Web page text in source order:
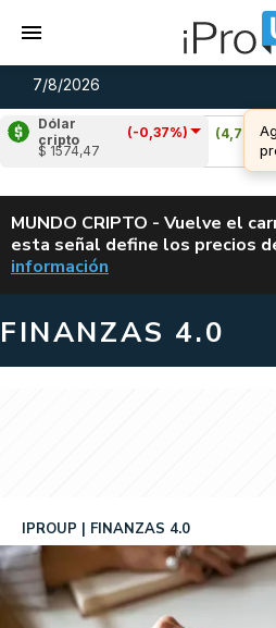
7/8/2026
Dólar
cripto
(-0,37%)
$ 1574,47
Cardano (4,77%)
ALERTA
MUNDO CRIPTO - Vuelve el
esta señal define los precios
información
FINANZAS 4.0
IPROUP FINANZAS 4.0